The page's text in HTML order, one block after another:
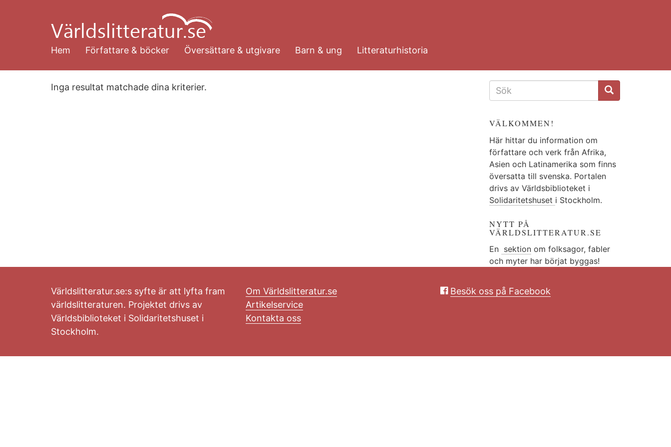
huvudinnehåll
Hem
Författare & böcker Översättare & utgivare Barn & ung Litteraturhistoria
Inga resultat matchade dina kriterier. SÖKFORMULÄR
VÄLKOMMEN!
Här hittar du information om
författare och verk från Afrika,
Asien och Latinamerika som finns
översatta till svenska. Portalen
drivs av Världsbiblioteket i
Solidaritetshuset i Stockholm.
NYTT PÅ
VÄRLDSLITTERATUR.SE
En sektionom folksagor, fabler
och myter har börjat byggas!
Världslitteratur.se:s syfte är att lyfta fram
världslitteraturen. Projektet drivs av
Världsbiblioteket i Solidaritetshuset i
Stockholm.
Om Världslitteratur.se
Artikelservice
Kontakta oss
Besök oss på Facebook